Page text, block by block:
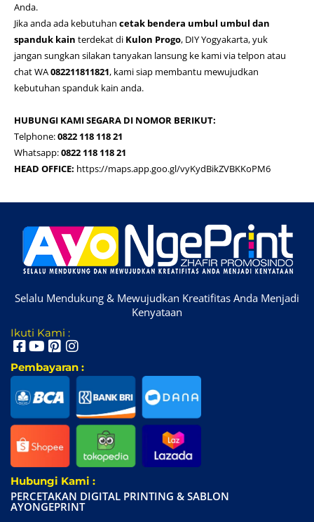
Anda.
Jika anda ada kebutuhan cetak bendera umbul umbul dan
spanduk kain terdekat di Kulon Progo, DIY Yogyakarta, yuk
jangan sungkan silakan tanyakan lansung ke kami via telpon atau
chat WA082211811821, kami siap membantu mewujudkan
kebutuhan spanduk kain anda.
HUBUNGI KAMI SEGARA DI NOMOR BERIKUT:
Telphone:0822 118 118 21
Whatsapp:0822 118 118 21
HEAD OFFICE: https://maps.app.goo.gl/vyKydBikZVBKKoPM6
Selalu Mendukung & Mewujudkan Kreatifitas Anda Menjadi
Kenyataan
Ikuti Kami :
Pembayaran :
Hubungi Kami :
PERCETAKAN DIGITAL PRINTING & SABLON
AYONGEPRINT